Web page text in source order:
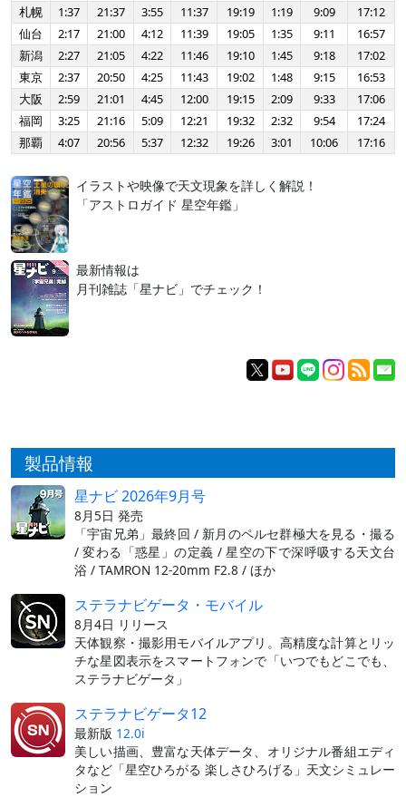
札幌
1:37 21:37 3:55 11:37 19:19 1:19 9:09
17:12
仙台
2:17 21:00 4:12 11:39 19:05 1:35 9:11
16:57
新潟
2:27 21:05 4:22 11:46 19:10 1:45 9:18
17:02
東京
2:37 20:50 4:25 11:43 19:02 1:48 9:15
16:53
大阪
2:59 21:01 4:45 12:00 19:15 2:09 9:33
17:06
福岡
3:25 21:16 5:09 12:21 19:32 2:32 9:54
17:24
那覇
4:07 20:56 5:37 12:32 19:26 3:01 10:06 17:16
イラストや映像で天文現象を詳しく解説！
「アストロガイド 星空年鑑」
最新情報は
月刊雑誌「星ナビ」でチェック！
製品情報
星ナビ 2026年9月号
8月5日 発売
「宇宙兄弟」最終回 / 新月のペルセ群極大を見る・撮る
/ 変わる「惑星」の定義 / 星空の下で深呼吸する天文台
浴 / TAMRON 12-20mm F2.8 / ほか
ステラナビゲータ・モバイル
8月4日 リリース
天体観察・撮影用モバイルアプリ。高精度な計算とリッ
チな星図表示をスマートフォンで「いつでもどこでも、
ステラナビゲータ」
ステラナビゲータ12
最新版 12.0i
美しい描画、豊富な天体データ、オリジナル番組エディ
タなど「星空ひろがる 楽しさひろげる」天文シミュレー
ション